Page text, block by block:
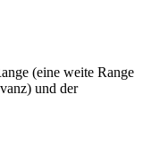
(eine weite Range
und der